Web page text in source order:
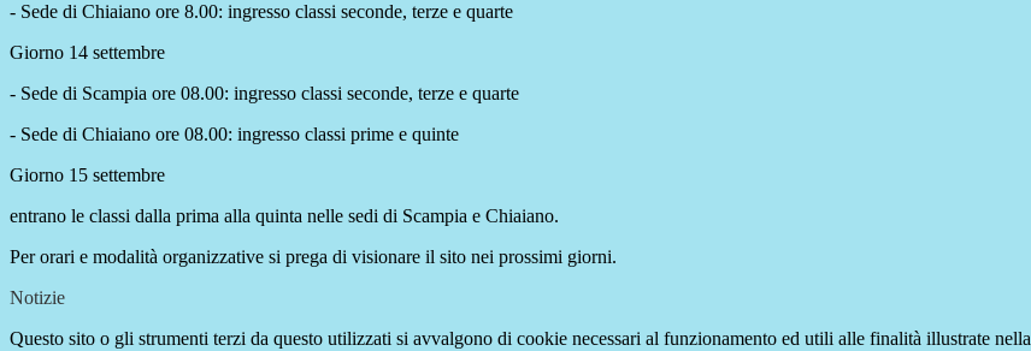
- Sede di Chiaiano ore 8.00: ingresso classi seconde, terze e quarte
Giorno 14 settembre
- Sede di Scampia ore 08.00: ingresso classi seconde, terze e quarte
- Sede di Chiaiano ore 08.00: ingresso classi prime e quinte
Giorno 15 settembre
entrano le classi dalla prima alla quinta nelle sedi di Scampia e Chiaiano.
Per orari e modalità organizzative si prega di visionare il sito nei prossimi giorni.
Notizie
Questo sito o gli strumenti terzi da questo utilizzati si avvalgono di cookie necessari al funzionamento ed utili alle finalità illustrate nella